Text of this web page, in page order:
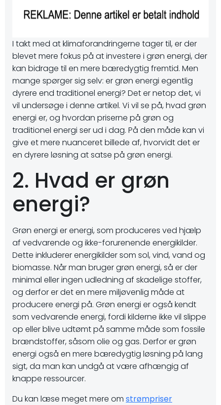
I takt med at klimaforandringerne tager til, er der
blevet mere fokus på at investere i grøn energi, der
kan bidrage til en mere bæredygtig fremtid. Men
mange spørger sig selv: er grøn energi egentlig
dyrere end traditionel energi? Det er netop det, vi
vil undersøge i denne artikel. Vi vil se på, hvad grøn
energi er, og hvordan priserne på grøn og
traditionel energi ser ud i dag. På den måde kan vi
give et mere nuanceret billede af, hvorvidt det er
en dyrere løsning at satse på grøn energi.
2. Hvad er grøn
energi?
Grøn energi er energi, som produceres ved hjælp
af vedvarende og ikke-forurenende energikilder.
Dette inkluderer energikilder som sol, vind, vand og
biomasse. Når man bruger grøn energi, så er der
minimal eller ingen udledning af skadelige stoffer,
og derfor er det en mere miljøvenlig måde at
producere energi på. Grøn energi er også kendt
som vedvarende energi, fordi kilderne ikke vil slippe
op eller blive udtømt på samme måde som fossile
brændstoffer, såsom olie og gas. Derfor er grøn
energi også en mere bæredygtig løsning på lang
sigt, da man kan undgå at være afhængig af
knappe ressourcer.
Du kan læse meget mere om strømpriser